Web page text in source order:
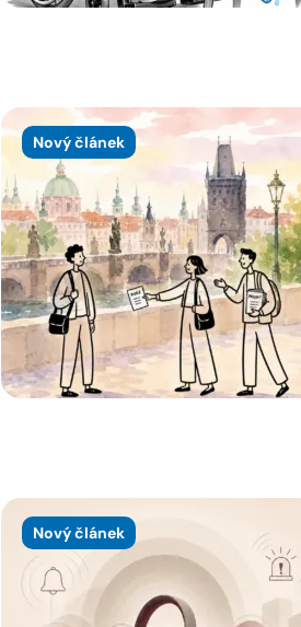
Nový článek
Nový článek